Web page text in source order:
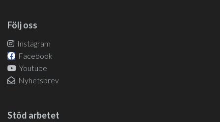
Följ oss
Instagram
Facebook
Youtube
Nyhetsbrev
Stöd arbetet